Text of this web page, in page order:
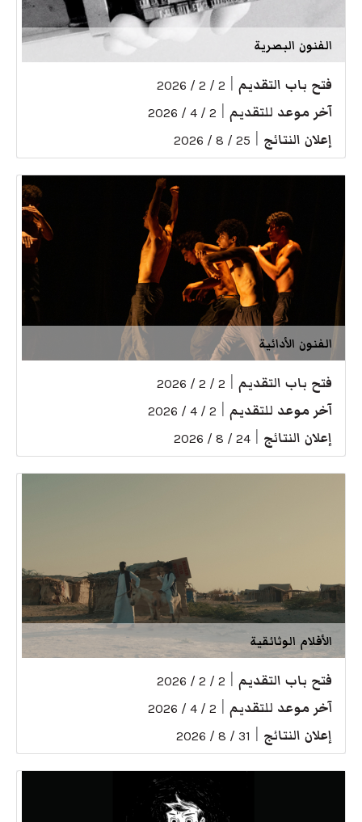
الفنون البصرية
فتح باب التقديم 2 / 2 / 2026
آخر موعد للتقديم 2 / 4 / 2026
إعلان النتائج 25 / 8 / 2026
الفنون الأدائية
فتح باب التقديم 2 / 2 / 2026
آخر موعد للتقديم 2 / 4 / 2026
إعلان النتائج 24 / 8 / 2026
الأفلام الوثائقية
فتح باب التقديم 2 / 2 / 2026
آخر موعد للتقديم 2 / 4 / 2026
إعلان النتائج 31 / 8 / 2026